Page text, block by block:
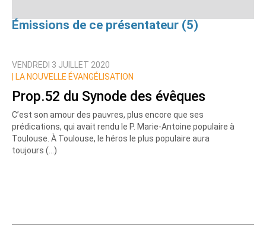
Émissions de ce présentateur (5)
VENDREDI 3 JUILLET 2020
LA NOUVELLE ÉVANGÉLISATION
Prop.52 du Synode des évêques
C’est son amour des pauvres, plus encore que ses
prédications, qui avait rendu le P. Marie-Antoine populaire à
Toulouse. À Toulouse, le héros le plus populaire aura
toujours (…)